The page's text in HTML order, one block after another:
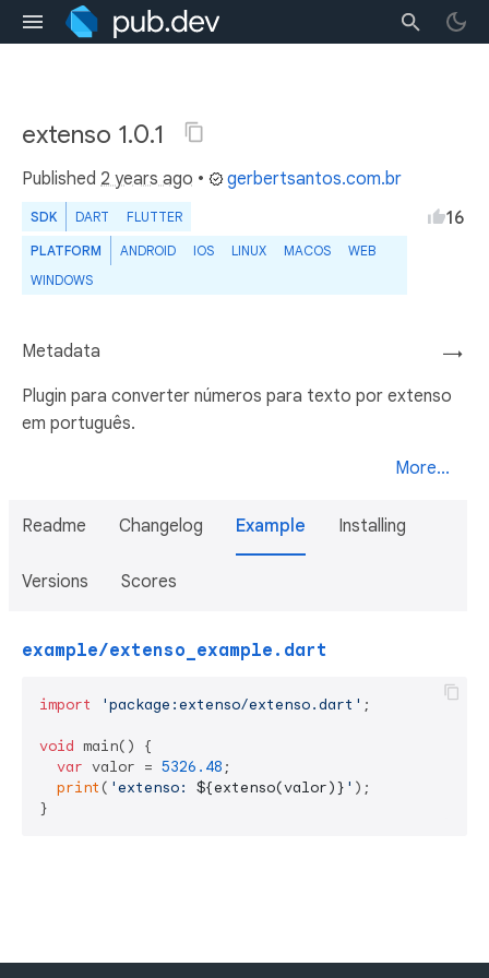
extenso 1.0.1
Published 2 years ago • gerbertsantos.com.br
SDK DART FLUTTER
PLATFORM ANDROID IOS LINUX MACOS
WEB
WINDOWS
16
→
Metadata
Plugin para converter números para texto por extenso
em português.
More...
Readme Changelog Example Installing
Versions Scores
example/extenso_example.dart
import 'package:extenso/extenso.dart' ;
void main() {
var valor = 5326.48 ;
print ( 'extenso: ${extenso(valor)} ' );
}